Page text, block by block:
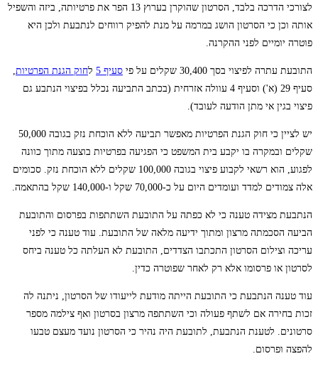
לצורכי הדרכה בלבד, הסרטון שהוקרן בערוץ 13 הפר את פרטיותה, ביזה והשפיל
אותה וכן כי הסרטון הושג במרמה על מנת להפיק רווחים לנתבעת ולכן היא
פוטרה יומיים לפני ההקרנה.
התובעת עתרה לפיצוי בסך 30,400 שקלים על פי סעיף 5 לחוק הגנת הפרטיות,
סעיף 29 (א') וסעיף 4 עוולה אזרחית (בכתב התביעה נכלל בפיצוי הנתבע גם
פיצוי בגין אי מתן הודעה לעובד).
יש לציין כי חוק הגנת הפרטיות מאפשר תביעה ללא הוכחת נזק בגובה 50,000
שקלים ובמקרה בו יקבע בית המשפט כי הפגיעה בפרטיות בוצעה מתוך כוונה
לפגוע, הוא רשאי לקבוע פיצוי בגובה 100,000 שקלים ללא הוכחת נזק. סכומים
אלה צמודים למדד ועומדים היום על כ-70,000 שקל ו-140,000 שקל בהתאמה.
הנתבעת מצידה טענה כי לא כפתה על התובעת השתתפות בפרסום והתובעת
הביעה הסכמתה מרצון ומתוך ידיעה מלאה של התובעת. עוד טענה כי לפני
עריכה וצילום הסרטון התכתבו הצדדים, התובעת לא העלתה כל טענה ביחס
לסרטון או פרסומו אלא רק לאחר שפוטרה כדין.
עוד טענה הנתבעת כי התובעת הייתה מודעת לייעודו של הסרטון, ניתנה לה
זכות בחירה אם לשתף פעולה וכי השתתפה מרצון בסרטון ואף צילמה מספר
סרטונים. לטענת הנתבעת, לתובעת היה נהיר כי הסרטון נועד מעצם טבעו
להפצה ופרסום.